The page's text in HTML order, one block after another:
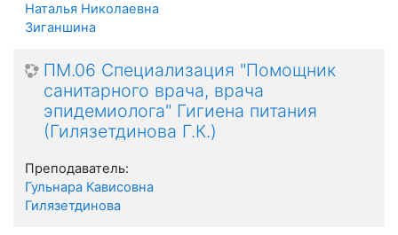
Наталья Николаевна
Зиганшина
ПМ.06 Специализация "Помощник
санитарного врача, врача
эпидемиолога" Гигиена питания
(Гилязетдинова Г.К.)
Преподаватель:
Гульнара Кависовна
Гилязетдинова